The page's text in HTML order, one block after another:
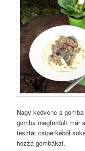
Nagy kedvenc a
gomba megfordult már
tésztát csiperkéből
hozzá gombákat.